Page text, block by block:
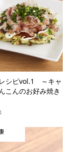
シピvol.1 ～キャ
こんのお好み焼き